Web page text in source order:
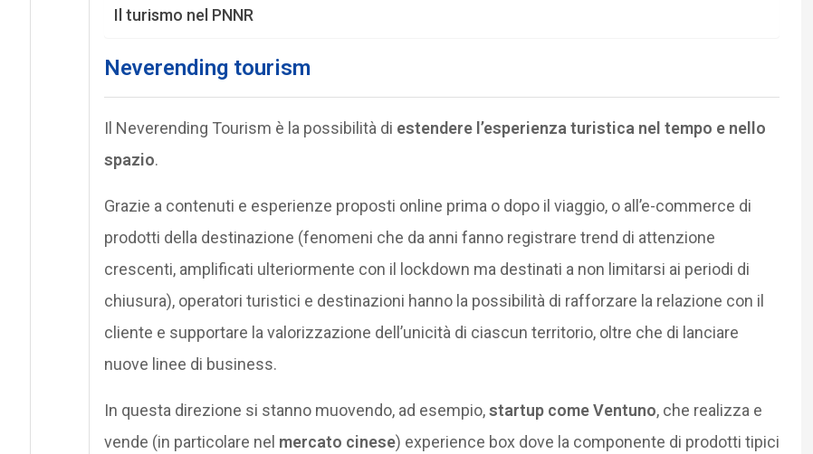
Il turismo nel PNNR
Neverending tourism
Il Neverending Tourism è la possibilità di estendere l’esperienza turistica nel tempo e nello
spazio.
Grazie a contenuti e esperienze proposti online prima o dopo il viaggio, o all’e-commerce di
prodotti della destinazione (fenomeni che da anni fanno registrare trend di attenzione
crescenti, amplificati ulteriormente con il lockdown ma destinati a non limitarsi ai periodi di
chiusura), operatori turistici e destinazioni hanno la possibilità di rafforzare la relazione con il
cliente e supportare la valorizzazione dell’unicità di ciascun territorio, oltre che di lanciare
nuove linee di business.
In questa direzione si stanno muovendo, ad esempio,startup come Ventuno, che realizza e
vende (in particolare nel mercato cinese) experience box dove la componente di prodotti tipici